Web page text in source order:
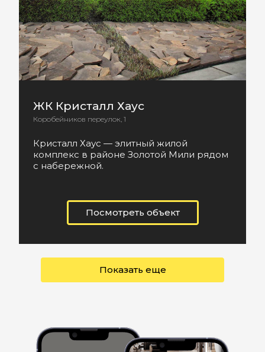
ЖК Кристалл Хаус
Коробейников переулок, 1
Кристалл Хаус — элитный жилой
комплекс в районе Золотой Мили рядом
с набережной.
Посмотреть объект
Показать еще